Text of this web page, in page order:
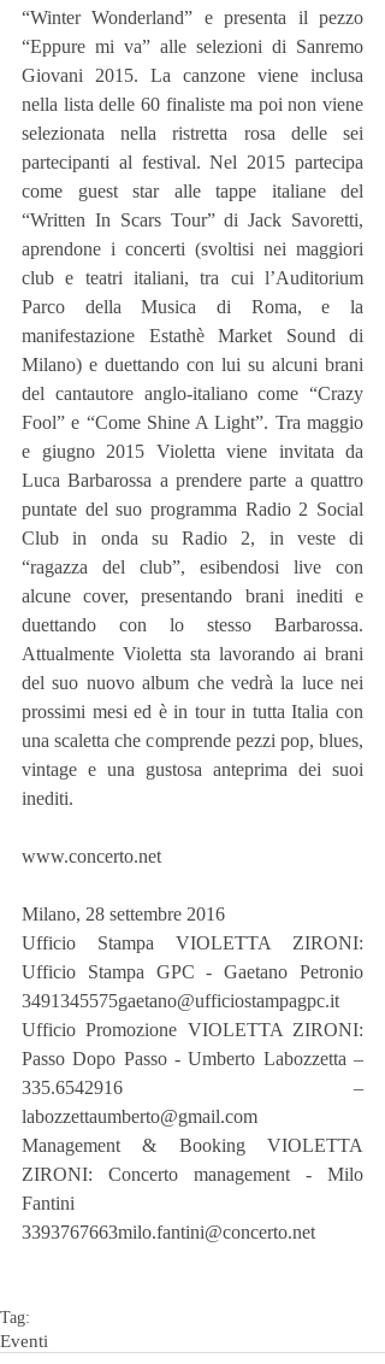
“Winter Wonderland” e presenta il pezzo
“Eppure mi va” alle selezioni di Sanremo
Giovani 2015. La canzone viene inclusa
nella lista delle 60 finaliste ma poi non viene
selezionata nella ristretta rosa delle sei
partecipanti al festival. Nel 2015 partecipa
come guest star alle tappe italiane del
“Written In Scars Tour” di Jack Savoretti,
aprendone i concerti (svoltisi nei maggiori
club e teatri italiani, tra cui l’Auditorium
Parco della Musica di Roma, e la
manifestazione Estathè Market Sound di
Milano) e duettando con lui su alcuni brani
del cantautore anglo-italiano come “Crazy
Fool” e “Come Shine A Light”. Tra maggio
e giugno 2015 Violetta viene invitata da
Luca Barbarossa a prendere parte a quattro
puntate del suo programma Radio 2 Social
Club in onda su Radio 2, in veste di
“ragazza del club”, esibendosi live con
alcune cover, presentando brani inediti e
duettando con lo stesso Barbarossa.
Attualmente Violetta sta lavorando ai brani
del suo nuovo album che vedrà la luce nei
prossimi mesi ed è in tour in tutta Italia con
una scaletta che comprende pezzi pop, blues,
vintage e una gustosa anteprima dei suoi
inediti.
www.concerto.net
Milano, 28 settembre 2016
Ufficio Stampa VIOLETTA ZIRONI:
Ufficio Stampa GPC - Gaetano Petronio
3491345575gaetano@ufficiostampagpc.it
Ufficio Promozione VIOLETTA ZIRONI:
Passo Dopo Passo - Umberto Labozzetta –
335.6542916 –
labozzettaumberto@gmail.com
Management & Booking VIOLETTA
ZIRONI: Concerto management - Milo
Fantini
3393767663milo.fantini@concerto.net
Tag:
Eventi